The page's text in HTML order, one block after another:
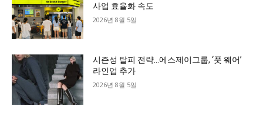
사업 효율화 속도
2026년 8월 5일
시즌성 탈피 전략…에스제이그룹, ‘풋 웨어’
라인업 추가
2026년 8월 5일